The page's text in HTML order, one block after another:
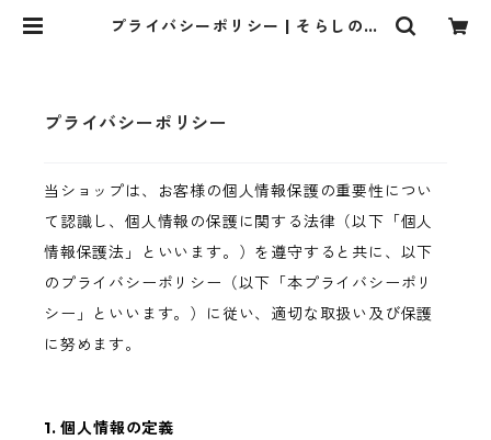
プライバシーポリシー | そらしのあ
プライバシーポリシー
当ショップは、お客様の個人情報保護の重要性につい
て認識し、個人情報の保護に関する法律（以下「個人
情報保護法」といいます。）を遵守すると共に、以下
のプライバシーポリシー（以下「本プライバシーポリ
シー」といいます。）に従い、適切な取扱い及び保護
に努めます。
1. 個人情報の定義